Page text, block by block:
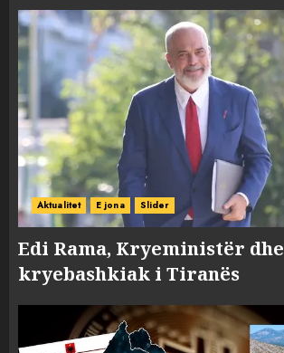
Aktualitet E jona Slider
Edi Rama, Kryeministër dhe
kryebashkiak i Tiranës